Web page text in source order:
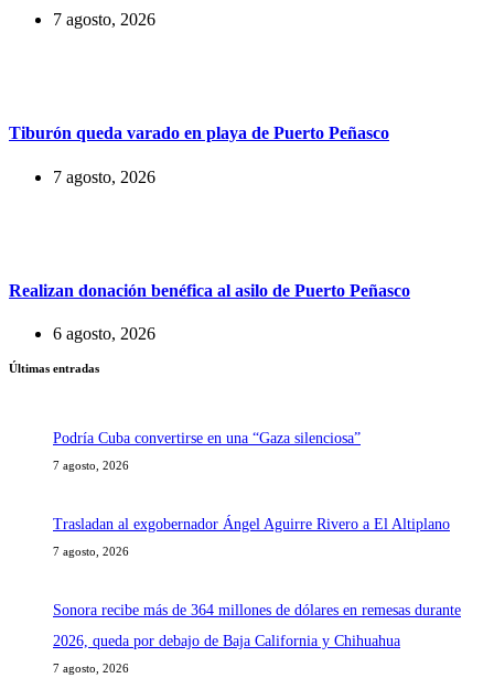
7 agosto, 2026
Tiburón queda varado en playa de Puerto Peñasco
7 agosto, 2026
Realizan donación benéfica al asilo de Puerto Peñasco
6 agosto, 2026
Últimas entradas
Podría Cuba convertirse en una “Gaza silenciosa”
7 agosto, 2026
Trasladan al exgobernador Ángel Aguirre Rivero a El Altiplano
7 agosto, 2026
Sonora recibe más de 364 millones de dólares en remesas durante
2026, queda por debajo de Baja California y Chihuahua
7 agosto, 2026